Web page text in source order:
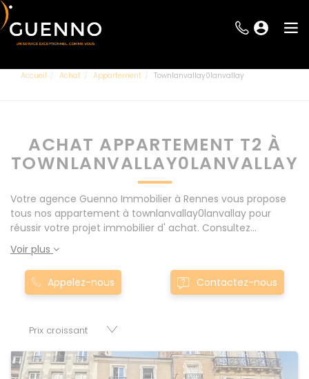
Accueil Achat Appartement Townlanvallay0lanvallay
ACHAT APPARTEMENT T2 À
TOWNLANVALLAY0LANVALLAY
Votre agence Guenno Immobilier à Rennes vous propose
tous nos appartement à townlanvallay0lanvallay pour
réussir votre projet immobilier d' achat. Consultez
l'ensemble de nos offres à Rennes mais également aux
alentours : Le Rheu, Pacé, Montgermont... Nos appartement
T2 à townlanvallay0lanvallay sont proposés au meilleur prix
du marché pour permettre au plus grand nombre de
commerces, appartements, maisons, immeubles, terrains
Voir plus
Appelez-nous Contactez-nous